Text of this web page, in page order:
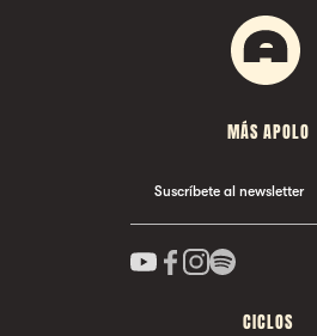
MÁS APOLO
Suscríbete al newsletter
CICLOS